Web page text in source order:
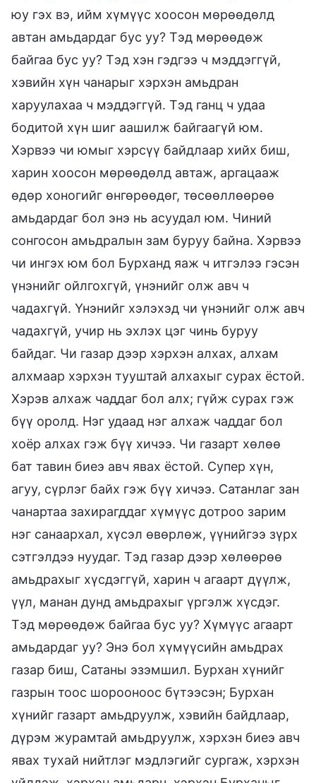
юу гэх вэ, ийм хүмүүс хоосон мөрөөдөлд
автан амьдардаг бус уу? Тэд мөрөөдөж
байгаа бус уу? Тэд хэн гэдгээ ч мэддэггүй,
хэвийн хүн чанарыг хэрхэн амьдран
харуулахаа ч мэддэггүй. Тэд ганц ч удаа
бодитой хүн шиг аашилж байгаагүй юм.
Хэрвээ чи юмыг хэрсүү байдлаар хийх биш,
харин хоосон мөрөөдөлд автаж, аргацааж
өдөр хоногийг өнгөрөөдөг, төсөөллөөрөө
амьдардаг бол энэ нь асуудал юм. Чиний
сонгосон амьдралын зам буруу байна. Хэрвээ
чи ингэх юм бол Бурханд яаж ч итгэлээ гэсэн
үнэнийг ойлгохгүй, үнэнийг олж авч ч
чадахгүй. Үнэнийг хэлэхэд чи үнэнийг олж авч
чадахгүй, учир нь эхлэх цэг чинь буруу
байдаг. Чи газар дээр хэрхэн алхах, алхам
алхмаар хэрхэн тууштай алхахыг сурах ёстой.
Хэрэв алхаж чаддаг бол алх; гүйж сурах гэж
бүү оролд. Нэг удаад нэг алхаж чаддаг бол
хоёр алхах гэж бүү хичээ. Чи газарт хөлөө
бат тавин биеэ авч явах ёстой. Супер хүн,
агуу, сүрлэг байх гэж бүү хичээ. Сатанлаг зан
чанартаа захирагддаг хүмүүс дотроо зарим
нэг санаархал, хүсэл өвөрлөж, үүнийгээ зүрх
сэтгэлдээ нуудаг. Тэд газар дээр хөлөөрөө
амьдрахыг хүсдэггүй, харин ч агаарт дүүлж,
үүл, манан дунд амьдрахыг үргэлж хүсдэг.
Тэд мөрөөдөж байгаа бус уу? Хүмүүс агаарт
амьдардаг уу? Энэ бол хүмүүсийн амьдрах
газар биш, Сатаны эзэмшил. Бурхан хүнийг
газрын тоос шорооноос бүтээсэн; Бурхан
хүнийг газарт амьдруулж, хэвийн байдлаар,
дүрэм журамтай амьдруулж, хэрхэн биеэ авч
явах тухай нийтлэг мэдлэгийг сургаж, хэрхэн